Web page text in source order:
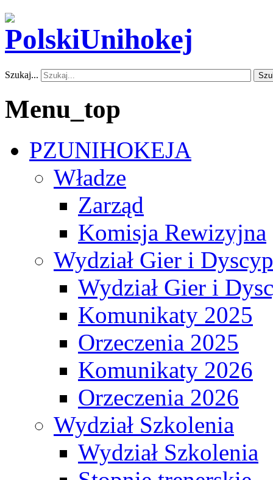
Szukaj...
Menu_top
PZUNIHOKEJA
Władze
Zarząd
Komisja Rewizyjna
Wydział Gier i
Wydział Gier i
Komunikaty 2025
Orzeczenia 2025
Komunikaty 2026
Orzeczenia 2026
Wydział Szkolenia
Wydział Szkolenia